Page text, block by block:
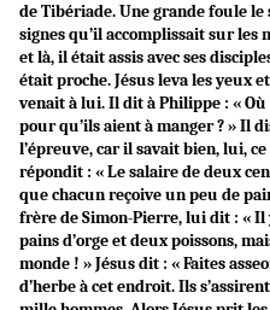
de Tibériade. Une grande foule
signes qu’il accomplissait sur les
et là, il était assis avec ses
était proche. Jésus leva les yeux
venait à lui. Il dit à Philippe : «
pour qu’ils aient à manger ? » Il
l’épreuve, car il savait bien, lui,
répondit : « Le salaire de deux
que chacun reçoive un peu de
frère de Simon-Pierre, lui dit : «
pains d’orge et deux poissons,
monde ! » Jésus dit : « Faites
d’herbe à cet endroit. Ils